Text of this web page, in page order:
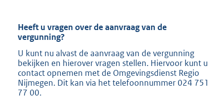
Heeft u vragen over de aanvraag van de
vergunning?
U kunt nu alvast de aanvraag van de vergunning
bekijken en hierover vragen stellen. Hiervoor kunt u
contact opnemen met de Omgevingsdienst Regio
Nijmegen. Dit kan via het telefoonnummer 024 751
77 00.